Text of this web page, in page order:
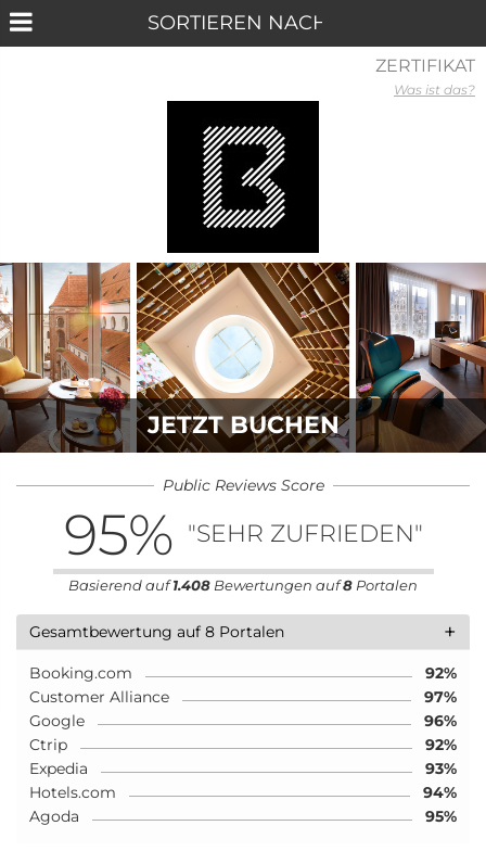
JETZT BUCHEN
Public Reviews Score
95% "SEHR ZUFRIEDEN"
Basierend auf1.408 Bewertungen auf8 Portalen
+
Gesamtbewertung auf 8 Portalen
Booking.com
92%
Customer Alliance
97%
Google
96%
Ctrip
92%
Expedia
93%
Hotels.com
94%
Agoda
95%
ZERTIFIKAT
Was ist das?